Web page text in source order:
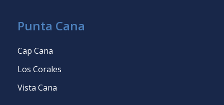
Punta Cana
Cap Cana
Los Corales
Vista Cana